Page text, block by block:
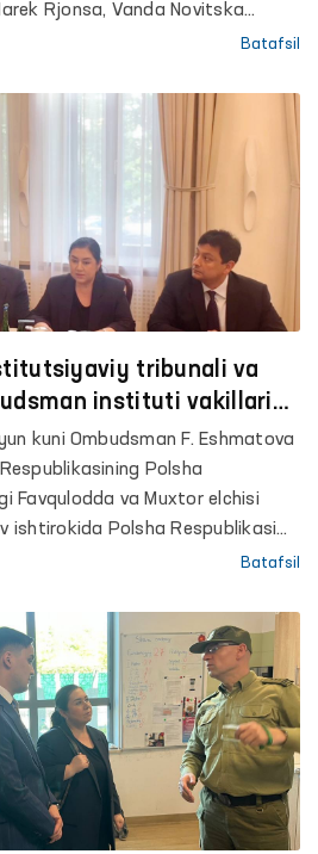
Rjonsa, Vanda Novitska
Golas bilan uchrashuv
Batafsil
tribunali va
instituti vakillari
kuni Ombudsman F. Eshmatova
Polsha
Favqulodda va Muxtor elchisi
ishtirokida Polsha Respublikasi
tribunali (Konstitutsiyaviy sud)Batafsil